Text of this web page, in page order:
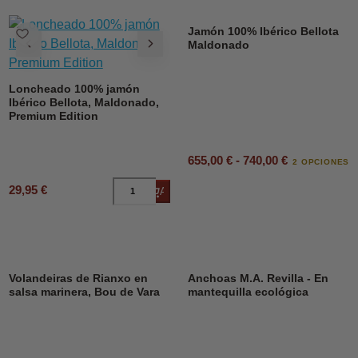
Loncheado 100% jamón
Ibérico Bellota, Maldonado,
Premium Edition
29,95 € Añadir al carrito
Jamón 100% Ibérico Bellota
Maldonado
655,00 € - 740,00 € 2 OPCIONES
DESCUENTO 23%
Volandeiras de Rianxo en
salsa marinera, Bou de Vara
Anchoas M.A. Revilla - En
mantequilla ecológica